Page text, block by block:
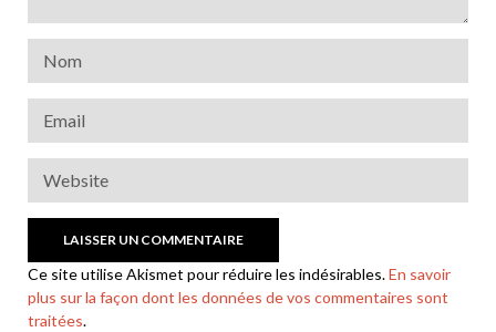
Ce site utilise Akismet pour réduire les indésirables.En savoir
plus sur la façon dont les données de vos commentaires sont
traitées.